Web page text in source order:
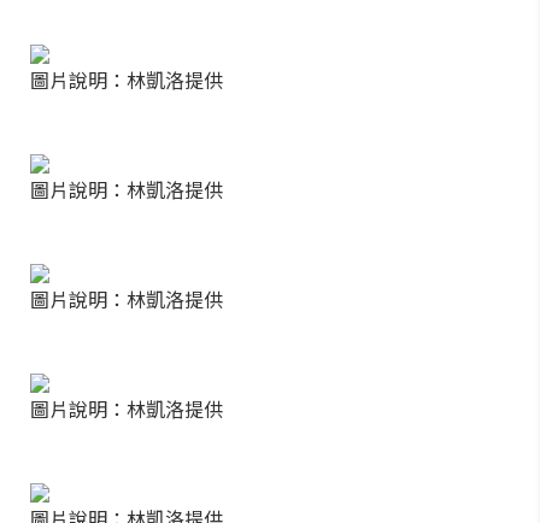
圖片說明：林凱洛提供
圖片說明：林凱洛提供
圖片說明：林凱洛提供
圖片說明：林凱洛提供